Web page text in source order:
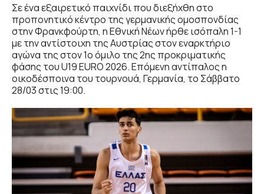
Σε ένα εξαιρετικό παιχνίδι που διεξήχθη στο
προπονητικό κέντρο της γερμανικής ομοσπονδίας
στην Φρανκφούρτη, η Εθνική Νέων ήρθε ισόπαλη 1-1
με την αντίστοιχη της Αυστρίας στον εναρκτήριο
αγώνα της στον 1ο όμιλο της 2ης προκριματικής
φάσης του U19 EURO 2026. Επόμενη αντίπαλος η
οικοδέσποινα του τουρνουά, Γερμανία, το Σάββατο
28/03 στις 19:00.